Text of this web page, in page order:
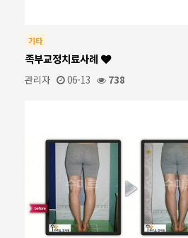
기타
족부교정치료사례
관리자 06-13 738